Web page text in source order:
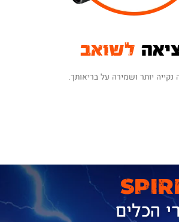
לשואב
נקייה יותר ושמירה על בריאותך.
הכלים